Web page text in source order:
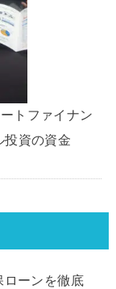
トファイナン
投資の資金
ローンを徹底